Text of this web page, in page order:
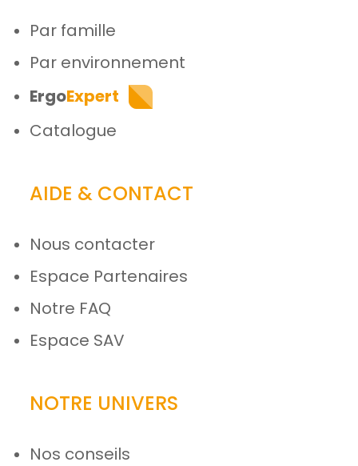
Par famille
Par environnement
ErgoExpert
Catalogue
AIDE & CONTACT
Nous contacter
Espace Partenaires
Notre FAQ
Espace SAV
NOTRE UNIVERS
Nos conseils